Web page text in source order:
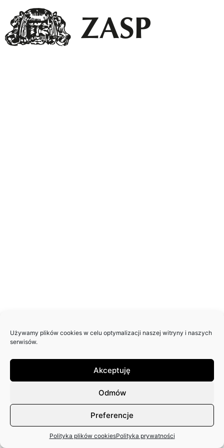
Używamy plików cookies w celu optymalizacji naszej witryny i naszych
serwisów.
Akceptuję
Odmów
Preferencje
Polityka plików cookiesPolityka prywatności